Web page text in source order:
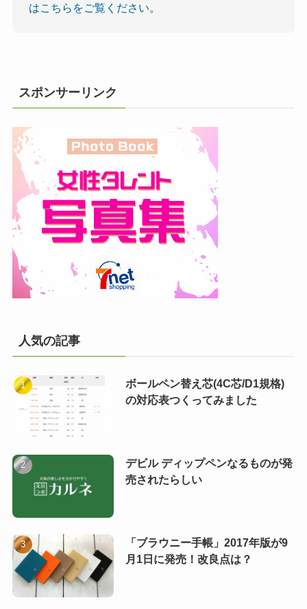
はこちらをご覧ください。
スポンサーリンク
人気の記事
ボールペン替え芯(4C芯/D1規格)
の対応表つくってみました
デビル ディップペンなるものが発
売されたらしい
「ブラウニー手帳」2017年版が9
月1日に発売！改良点は？